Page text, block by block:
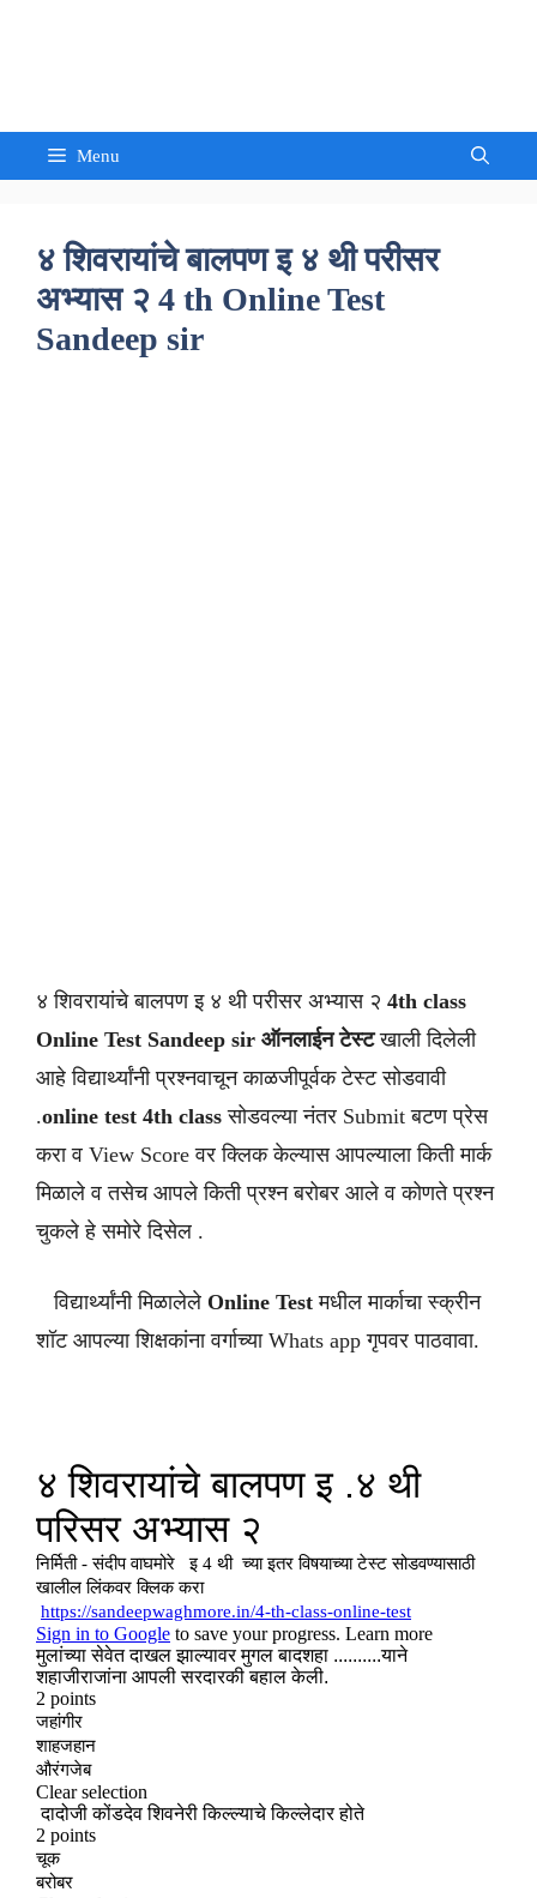
Menu
४ शिवरायांचे बालपण इ ४ थी परीसर
अभ्यास २ 4 th Online Test
Sandeep sir
४ शिवरायांचे बालपण इ ४ थी परीसर अभ्यास २ 4th class
Online Test Sandeep sir ऑनलाईन टेस्टखाली दिलेली
आहे विद्यार्थ्यांनी प्रश्नवाचून काळजीपूर्वक टेस्ट सोडवावी
.online test 4th class सोडवल्या नंतर Submit बटण प्रेस
करा व View Score वर क्लिक केल्यास आपल्याला किती मार्क
मिळाले व तसेच आपले किती प्रश्न बरोबर आले व कोणते प्रश्न
चुकले हे समोरे दिसेल .
विद्यार्थ्यांनी मिळालेले Online Test मधील मार्काचा स्क्रीन
शॉट आपल्या शिक्षकांना वर्गाच्या Whats app गृपवर पाठवावा.